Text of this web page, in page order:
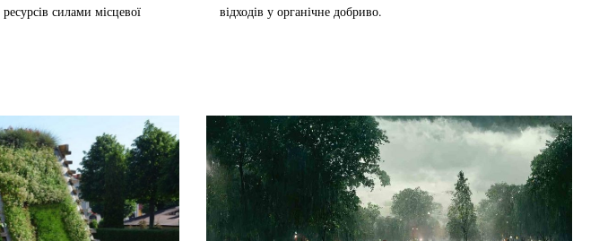
силами місцевої
відходів у органічне добриво.